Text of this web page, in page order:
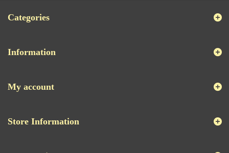
Categories
Information
My account
Store Information